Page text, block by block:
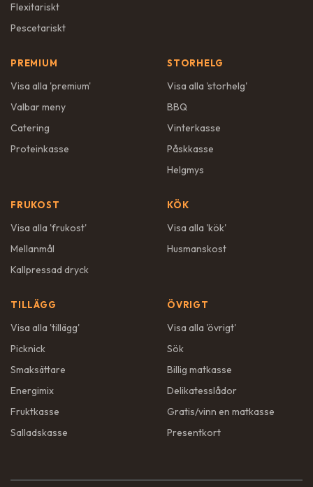
Flexitariskt
Pescetariskt
PREMIUM
Visa alla 'premium'
Valbar meny
Catering
Proteinkasse
STORHELG
Visa alla 'storhelg'
BBQ
Vinterkasse
Påskkasse
Helgmys
FRUKOST
Visa alla 'frukost'
Mellanmål
Kallpressad dryck
KÖK
Visa alla 'kök'
Husmanskost
TILLÄGG
Visa alla 'tillägg'
Picknick
Smaksättare
Energimix
Fruktkasse
Salladskasse
ÖVRIGT
Visa alla 'övrigt'
Sök
Billig matkasse
Delikatesslådor
Gratis/vinn en matkasse
Presentkort